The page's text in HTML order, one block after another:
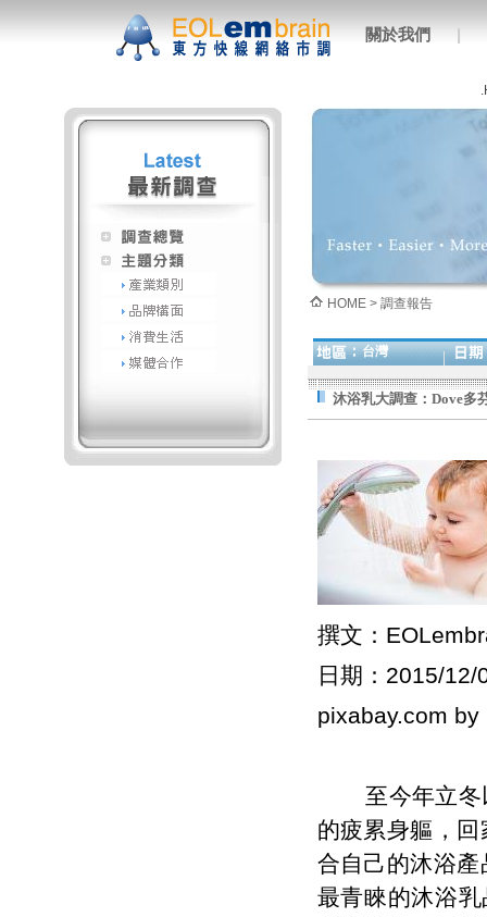
關於我們 |
HOME > 調查報告
台灣
沐浴乳大調查：Dove多
撰文：
日期：2015/12/
pixabay.com by
至今年立冬以
的疲累身軀，
合自己的沐浴
最青睞的沐浴